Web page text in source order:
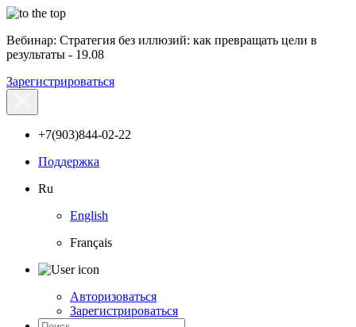
Вебинар: Стратегия без иллюзий: как превращать цели в
результаты - 19.08
Зарегистрироваться
+7(903)844-02-22
Поддержка
Ru
English
Français
Авторизоваться
Зарегистрироваться